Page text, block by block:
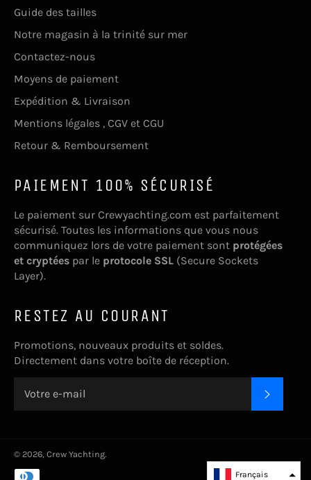
Guide des tailles
Notre magasin à la trinité sur mer
Contactez-nous
Moyens de paiement
Expédition & Livraison
Mentions légales , CGV et CGU
Retour & Remboursement
PAIEMENT 100% SÉCURISÉ
Le paiement sur Crewyachting.com est parfaitement
sécurisé. Toutes les informations que vous nous
communiquez lors de votre paiement sont protégées
et cryptées par le protocole SSL (Secure Sockets
Layer).
RESTEZ AU COURANT
Promotions, nouveaux produits et soldes.
Directement dans votre boîte de réception.
© 2026, Crew Yachting
Moyens
Français